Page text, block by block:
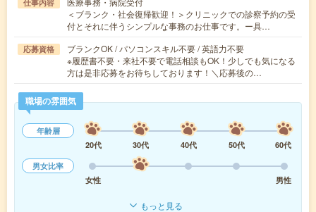
仕事内容
＜ブランク・社会復帰歓迎！＞クリニックでの診察予約の受
付とそれに伴うシンプルな事務のお仕事です。ー具…
応募資格
ブランクOK / パソコンスキル不要 / 英語力不要
※履歴書不要・来社不要で電話相談もOK！少しでも気になる
方は是非応募をお待ちしております！＼応募後の…
職場の雰囲気
年齢層
20代
30代 40代 50代
60代
男女比率
女性
男性
もっと見る